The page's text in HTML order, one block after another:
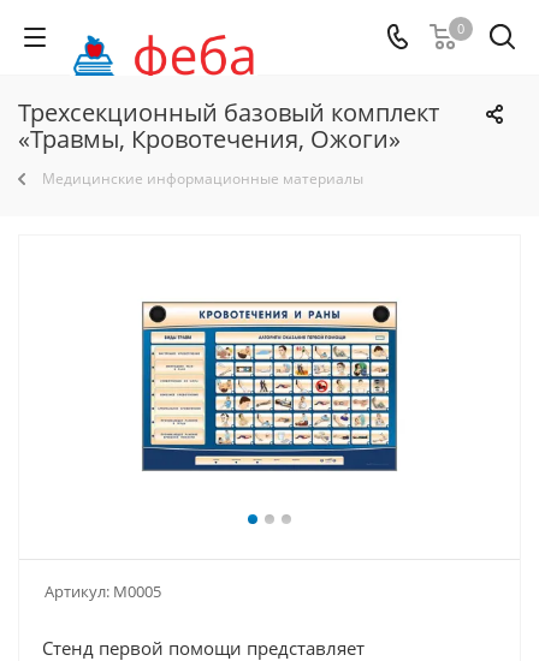
0
Трехсекционный базовый комплект
«Травмы, Кровотечения, Ожоги»
Медицинские информационные материалы
Артикул: М0005
Стенд первой помощи представляет